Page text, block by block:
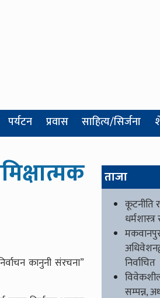
पर्यटन प्रवास साहित्य/सिर्जना
कानुनी संरचना”
ताजा
कूटनीति
निर्वाचित
विवेकशील
सम्पन्न,